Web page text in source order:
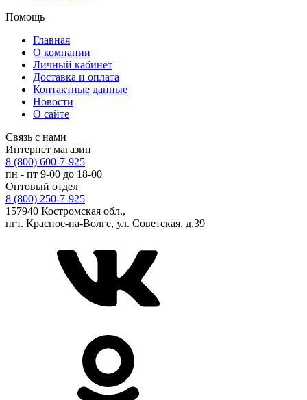
Помощь
Главная
О компании
Личный кабинет
Доставка и оплата
Контактные данные
Новости
О сайте
Связь с нами
Интернет магазин
8 (800) 600-7-925
пн - пт 9-00 до 18-00
Оптовый отдел
8 (800) 250-7-925
157940 Костромская обл.,
пгт. Красное-на-Волге, ул. Советская, д.39